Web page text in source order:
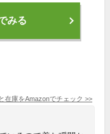
みる
在庫をAmazonでチェック >>